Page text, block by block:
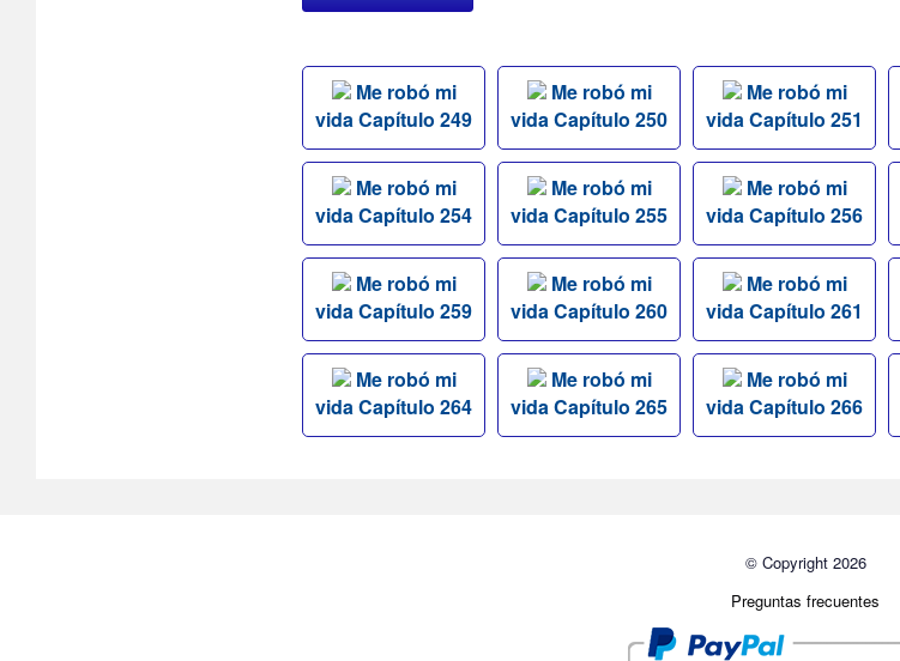
Me robó mi
vida Capítulo 249
Me robó mi
vida Capítulo 250
Me robó mi
vida Capítulo 251
Me robó mi
vida Capítulo 254
Me robó mi
vida Capítulo 255
Me robó mi
vida Capítulo 256
Me robó mi
vida Capítulo 259
Me robó mi
vida Capítulo 260
Me robó mi
vida Capítulo 261
Me robó mi
vida Capítulo 264
Me robó mi
vida Capítulo 265
Me robó mi
vida Capítulo 266
© Copyright 2026
Preguntas frecuentes